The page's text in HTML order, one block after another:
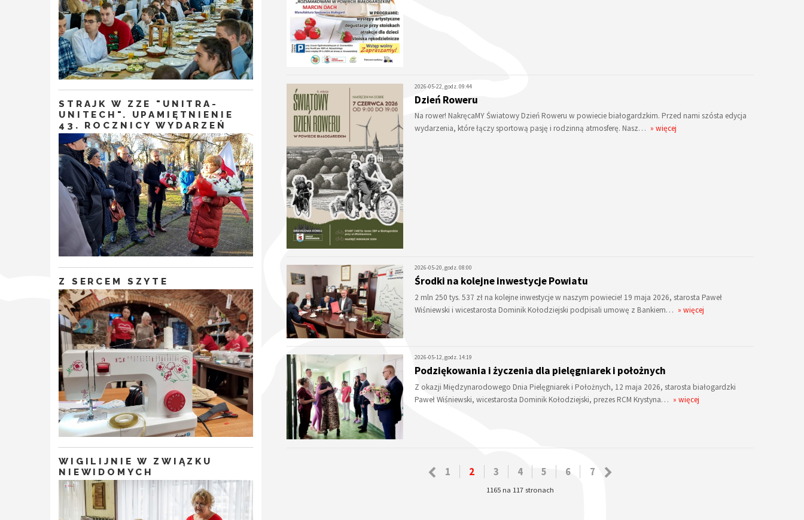
2026-05-22, godz. 09:44
Dzień Roweru
Na rower! NakręcaMY Światowy Dzień Roweru w powiecie białogardzkim. Przed nami szósta edycja
wydarzenia, które łączy sportową pasję i rodzinną atmosferę. Nasz… » więcej
2026-05-20, godz. 08:00
Środki na kolejne inwestycje Powiatu
2 mln 250 tys. 537 zł na kolejne inwestycje w naszym powiecie! 19 maja 2026, starosta Paweł
Wiśniewski i wicestarosta Dominik Kołodziejski podpisali umowę z Bankiem… » więcej
2026-05-12, godz. 14:19
Podziękowania i życzenia dla pielęgniarek i położnych
Z okazji Międzynarodowego Dnia Pielęgniarek i Położnych, 12 maja 2026, starosta białogardzki
Paweł Wiśniewski, wicestarosta Dominik Kołodziejski, prezes RCM Krystyna… » więcej
1 2 3 4 5 6 7
1165 na 117 stronach
STRAJK W ZZE "UNITRA-
UNITECH". UPAMIĘTNIENIE
43. ROCZNICY WYDARZEŃ
Z SERCEM SZYTE
WIGILIJNIE W ZWIĄZKU
NIEWIDOMYCH